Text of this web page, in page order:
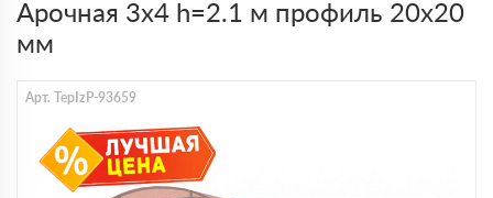
Арочная 3х4 h=2.1 м профиль 20х20
мм
Арт. TepIzP-93659